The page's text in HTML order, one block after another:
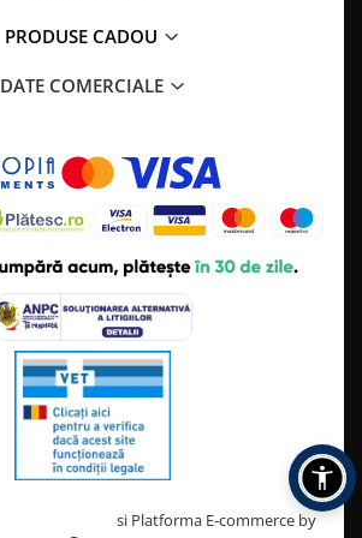
PRODUSE CADOU
DATE COMERCIALE
si Platforma E-commerce by